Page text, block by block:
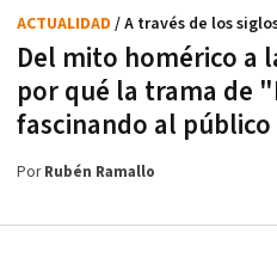
Del mito homérico a
por qué la trama de
fascinando al público
ACTUALIDAD / A través de los
PorRubén Ramallo